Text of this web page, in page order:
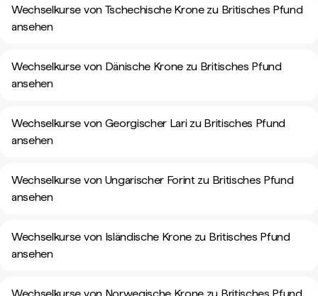
Wechselkurse von Tschechische Krone zu Britisches Pfund
ansehen
Wechselkurse von Dänische Krone zu Britisches Pfund
ansehen
Wechselkurse von Georgischer Lari zu Britisches Pfund
ansehen
Wechselkurse von Ungarischer Forint zu Britisches Pfund
ansehen
Wechselkurse von Isländische Krone zu Britisches Pfund
ansehen